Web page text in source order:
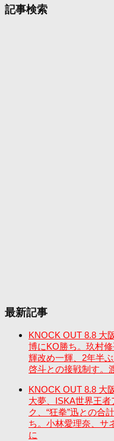
カ
記事検索
最新記事
KNOCK OUT 8.8 大
博にKO勝ち。玖村
輝改め一輝、2年半
啓斗との接戦制す。
KNOCK OUT 8.8 大
大夢、ISKA世界王
ク、“狂拳”迅との合
ち。小林愛理奈、サ
に